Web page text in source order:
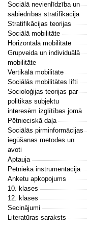
Sociālā nevienlīdzība un
sabiedrības stratifikācija
Stratifikācijas teorijas
Sociālā mobilitāte
Horizontālā mobilitāte
Grupveida un individuālā
mobilitāte
Vertikālā mobilitāte
Sociālās mobilitātes lifti
Socioloģijas teorijas par
politikas subjektu
interesēm izglītības jomā
Pētnieciskā daļa
Sociālās pirminformācijas
iegūšanas metodes un
avoti
Aptauja
Pētnieka instrumentācija
Anketu apkopojums
10. klases
12. klases
Secinājumi
Literatūras saraksts